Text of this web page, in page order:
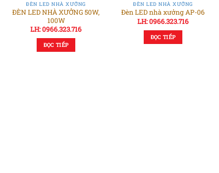
ĐÈN LED NHÀ XƯỞNG
ĐÈN LED NHÀ XƯỞNG 50W,
100W
LH: 0966.323.716
ĐỌC TIẾP
ĐÈN LED NHÀ XƯỞNG
Đèn LED nhà xưởng AP-06
LH: 0966.323.716
ĐỌC TIẾP